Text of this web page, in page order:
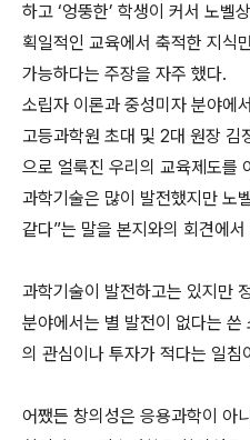
하고 ‘엉뚱한’ 학생이 커서 노벨
획일적인 교육에서 축적한 지식
가능하다는 주장을 자주 했다.
소립자 이론과 중성미자 분야에
고등과학원 초대 및 2대 원장 김
으로 얼룩진 우리의 교육제도를
과학기술은 많이 발전했지만 노
같다”는 말을 본지와의 회견에
과학기술이 발전하고는 있지만
분야에서는 별 발전이 없다는
의 관심이나 투자가 적다는 일침
어쨌든 창의성은 응용과학이 아